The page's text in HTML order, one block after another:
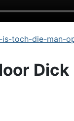
toch-die-man-